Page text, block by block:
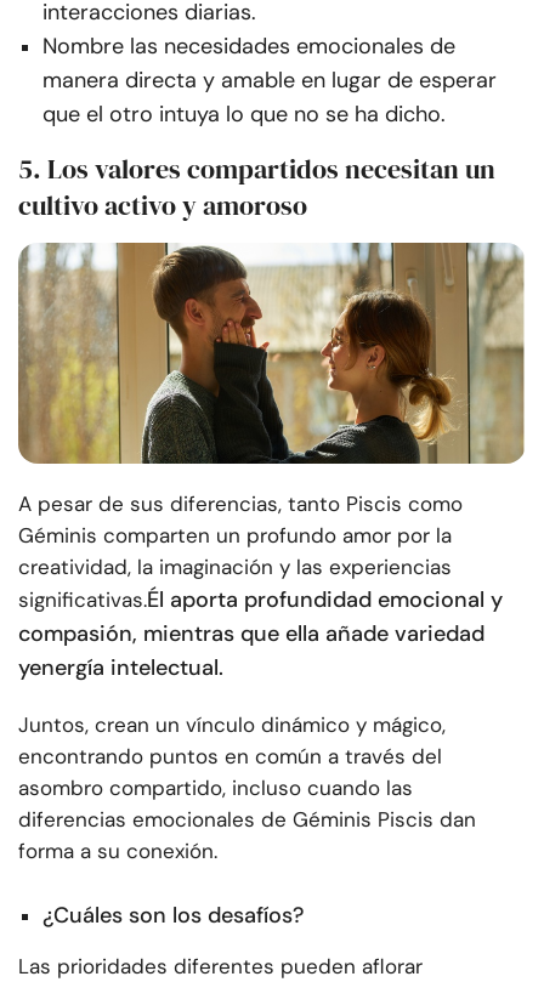
interacciones diarias.
Nombre las necesidades emocionales de
manera directa y amable en lugar de esperar
que el otro intuya lo que no se ha dicho.
5. Los valores compartidos necesitan un
cultivo activo y amoroso
A pesar de sus diferencias, tanto Piscis como
Géminis comparten un profundo amor por la
creatividad, la imaginación y las experiencias
significativas.Él aporta profundidad emocional y
compasión, mientras que ella añade variedad
yenergía intelectual.
Juntos, crean un vínculo dinámico y mágico,
encontrando puntos en común a través del
asombro compartido, incluso cuando las
diferencias emocionales de Géminis Piscis dan
forma a su conexión.
¿Cuáles son los desafíos?
Las prioridades diferentes pueden aflorar